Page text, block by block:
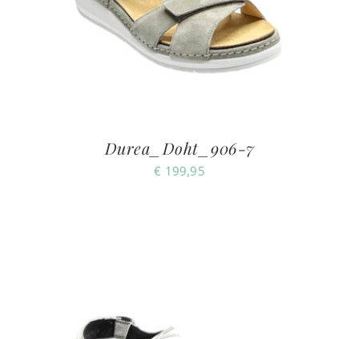
Durea_Doht_906-7
€ 199,95